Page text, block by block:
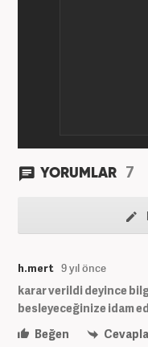
YORUMLAR 7
h.mert 9 yıl önce
karar verildi deyince
besleyeceğinize idam
Beğen
Cevapla